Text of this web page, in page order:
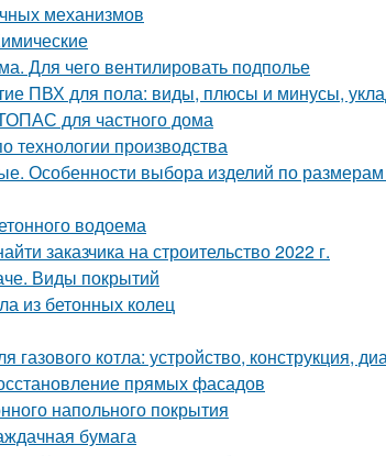
механизмов
Для чего вентилировать подполье
ПВХ для пола: виды, плюсы и минусы,
для частного дома
производства
Особенности выбора изделий по
водоема
заказчика на строительство 2022 г.
Виды покрытий
из бетонных колец
котла: устройство, конструкция,
прямых фасадов
напольного покрытия
бумага